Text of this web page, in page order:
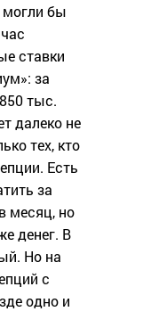
могли бы
ставки
за
тыс.
далеко не
тех, кто
Есть
за
месяц, но
денег. В
Но на
с
одно и